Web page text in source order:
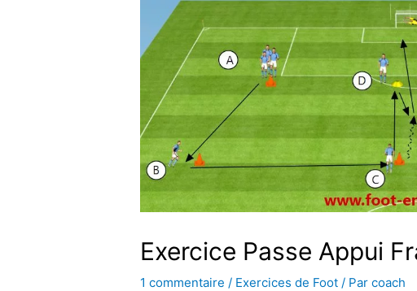
Exercice Passe Appui
1 commentaire / Exercices de Foot / Parcoach